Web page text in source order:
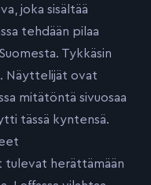
joka sisältää
tehdään pilaa
Tykkäsin
Näyttelijät ovat
mitätöntä sivuosaa
tässä kyntensä.
herättämään